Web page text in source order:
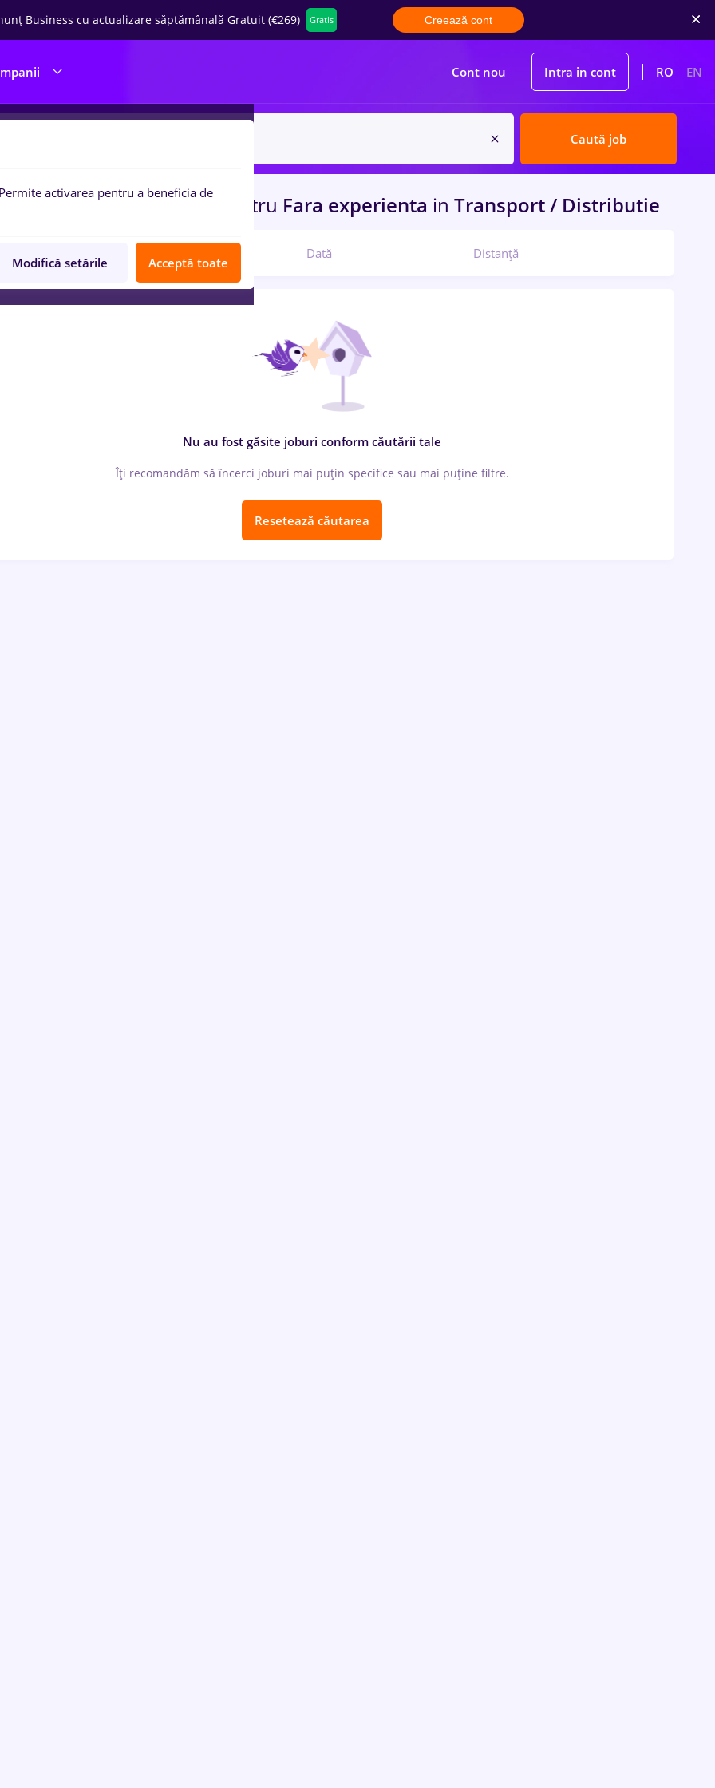
Business cu actualizare săptămânală Gratuit (€269) Gratis Creează cont
Cont nou Intra in cont RO EN
Caută job
de muncaarabesque pentru Fara experienta in Transport / Distributie
Dată Distanță
Nu au fost găsite joburi conform căutării tale
Îți recomandăm să încerci joburi mai puțin specifice sau mai puține filtre.
Resetează căutarea
Permite activarea pentru a beneficia de
Modifică setările Acceptă toate